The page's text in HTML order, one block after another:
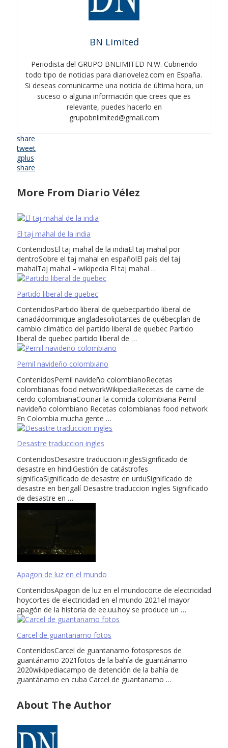
BN Limited
Periodista del GRUPO BNLIMITED N.W. Cubriendo
todo tipo de noticias para diariovelez.com en España.
Si deseas comunicarme una noticia de última hora, un
suceso o alguna información que crees que es
relevante, puedes hacerlo en
grupobnlimited@gmail.com
share
tweet
gplus
share
More From Diario Vélez
El taj mahal de la india
ContenidosEl taj mahal de la indiaEl taj mahal por
dentroSobre el taj mahal en españolEl país del taj
mahalTaj mahal – wikipedia El taj mahal …
Partido liberal de quebec
ContenidosPartido liberal de quebecpartido liberal de
canadádominique angladesolicitantes de québecplan de
cambio climático del partido liberal de quebec Partido
liberal de quebec partido liberal de …
Pernil navideño colombiano
ContenidosPernil navideño colombianoRecetas
colombianas food networkWikipediaRecetas de carne de
cerdo colombianaCocinar la comida colombiana Pernil
navideño colombiano Recetas colombianas food network
En Colombia mucha gente …
Desastre traduccion ingles
ContenidosDesastre traduccion inglesSignificado de
desastre en hindiGestión de catástrofes
significaSignificado de desastre en urduSignificado de
desastre en bengalí Desastre traduccion ingles Significado
de desastre en …
Apagon de luz en el mundo
ContenidosApagon de luz en el mundocorte de electricidad
hoycortes de electricidad en el mundo 2021el mayor
apagón de la historia de ee.uu.hoy se produce un …
Carcel de guantanamo fotos
ContenidosCarcel de guantanamo fotospresos de
guantánamo 2021fotos de la bahía de guantánamo
2020wikipediacampo de detención de la bahía de
guantánamo en cuba Carcel de guantanamo …
About The Author